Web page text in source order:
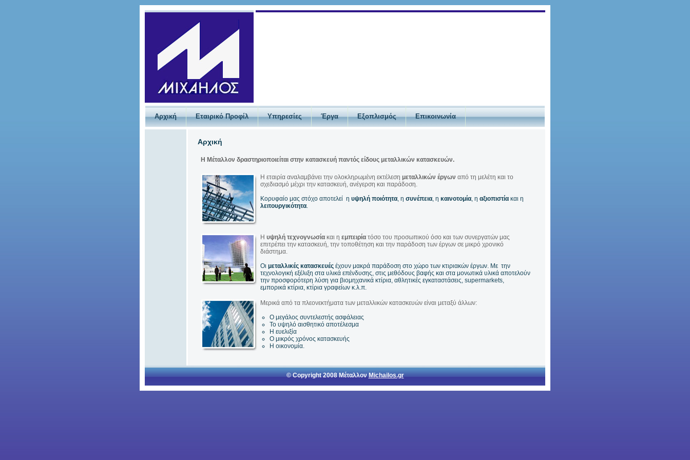
Αρχική Εταιρικό Προφίλ Υπηρεσίες Έργα Εξοπλισμός Επικοινωνία
Αρχική
Η Μέταλλον δραστηριοποιείται στην κατασκευή παντός είδους μεταλλικών κατασκευών.
Η εταιρία αναλαμβάνει την ολοκληρωμένη εκτέλεση μεταλλικών έργων από τη μελέτη και το
σχεδιασμό μέχρι την κατασκευή, ανέγερση και παράδοση.
Κορυφαίο μας στόχο αποτελεί η υψηλή ποιότητα, η συνέπεια, η καινοτομία, η αξιοπιστία και η
λειτουργικότητα.
Η υψηλή τεχνογνωσία και η εμπειρία τόσο του προσωπικού όσο και των συνεργατών μας
επιτρέπει την κατασκευή, την τοποθέτηση και την παράδοση των έργων σε μικρό χρονικό
διάστημα.
Οι μεταλλικές κατασκευές έχουν μακρά παράδοση στο χώρο των κτιριακών έργων. Με την
τεχνολογική εξέλιξη στα υλικά επένδυσης, στις μεθόδους βαφής και στα μονωτικά υλικά αποτελούν
την προσφορότερη λύση για βιομηχανικά κτίρια, αθλητικές εγκαταστάσεις, supermarkets,
εμπορικά κτίρια, κτίρια γραφείων κ.λ.π.
Μερικά από τα πλεονεκτήματα των μεταλλικών κατασκευών είναι μεταξύ άλλων:
Ο μεγάλος συντελεστής ασφάλειας
Το υψηλό αισθητικό αποτέλεσμα
Η ευελιξία
Ο μικρός χρόνος κατασκευής
Η οικονομία.
© Copyright 2008 ΜέταλλονMichailos.gr